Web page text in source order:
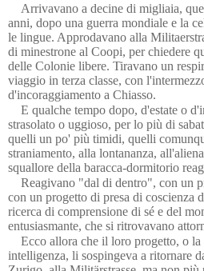
Arrivavano a decine di migliaia,
anni, dopo una guerra mondiale e la
le lingue. Approdavano alla
di minestrone al Coopi, per chiedere
delle Colonie libere. Tiravano un
viaggio in terza classe, con
d'incoraggiamento a Chiasso.
E qualche tempo dopo, d'estate o
strasolato o uggioso, per lo più di
quelli un po' più timidi, quelli
straniamento, alla lontananza,
squallore della baracca-dormitorio
Reagivano "dal di dentro", con un
con un progetto di presa di coscienza
ricerca di comprensione di sé e del
entusiasmante, che si ritrovavano
Ecco allora che il loro progetto, o la
intelligenza, li sospingeva a ritornare